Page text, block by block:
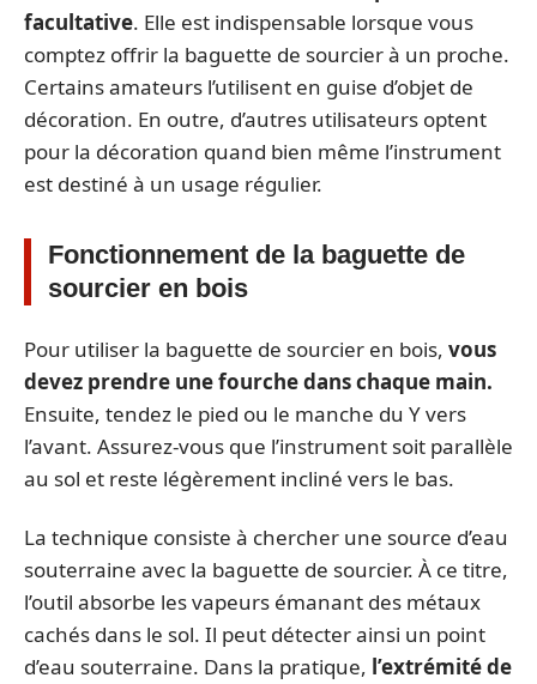
facultative. Elle est indispensable lorsque vous
comptez offrir la baguette de sourcier à un proche.
Certains amateurs l’utilisent en guise d’objet de
décoration. En outre, d’autres utilisateurs optent
pour la décoration quand bien même l’instrument
est destiné à un usage régulier.
Fonctionnement de la baguette de
sourcier en bois
Pour utiliser la baguette de sourcier en bois, vous
devez prendre une fourche dans chaque main.
Ensuite, tendez le pied ou le manche du Y vers
l’avant. Assurez-vous que l’instrument soit parallèle
au sol et reste légèrement incliné vers le bas.
La technique consiste à chercher une source d’eau
souterraine avec la baguette de sourcier. À ce titre,
l’outil absorbe les vapeurs émanant des métaux
cachés dans le sol. Il peut détecter ainsi un point
d’eau souterraine. Dans la pratique, l’extrémité de